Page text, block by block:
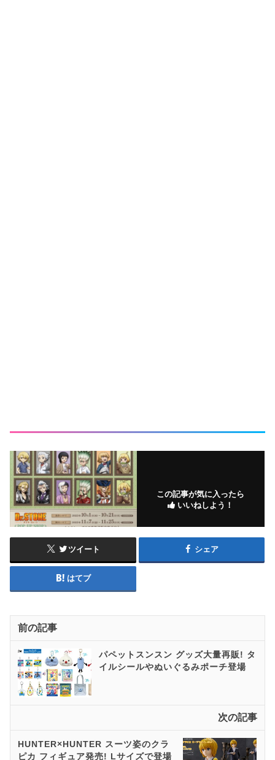
この記事が気に入ったら
いいねしよう！
ツイート シェア
はてブ
前の記事
パペットスンスン グッズ大量再販! タ
イルシールやぬいぐる​みポーチ登場
次の記事
HUNTER×HUNTER スーツ姿のクラ
ピカ フィギュア発売! Lサイズで登場